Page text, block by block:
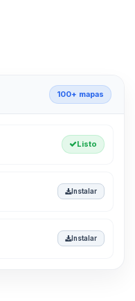
100+ mapas
Listo
Instalar
Instalar